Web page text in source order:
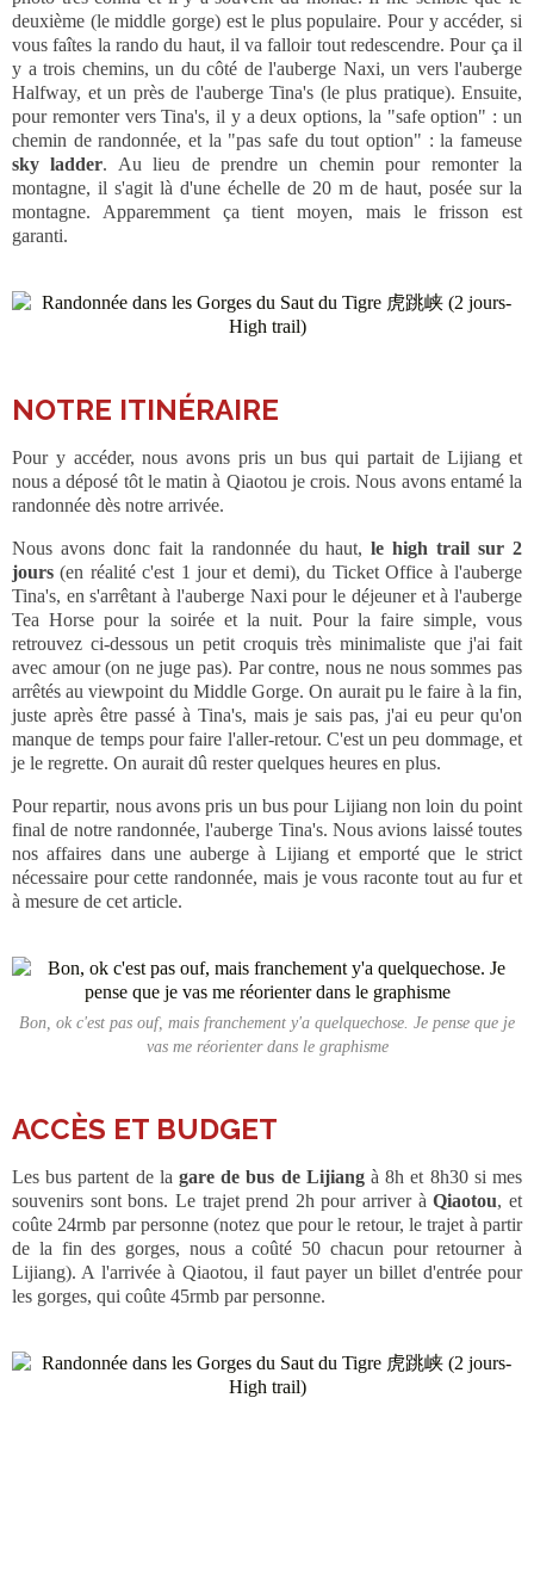
deuxième (le middle gorge) est le plus populaire. Pour y accéder, si
vous faîtes la rando du haut, il va falloir tout redescendre. Pour ça il
y a trois chemins, un du côté de l'auberge Naxi, un vers l'auberge
Halfway, et un près de l'auberge Tina's (le plus pratique). Ensuite,
pour remonter vers Tina's, il y a deux options, la "safe option" : un
chemin de randonnée, et la "pas safe du tout option" : la fameuse
sky ladder. Au lieu de prendre un chemin pour remonter la
montagne, il s'agit là d'une échelle de 20 m de haut, posée sur la
montagne. Apparemment ça tient moyen, mais le frisson est
garanti.
NOTRE ITINÉRAIRE
Pour y accéder, nous avons pris un bus qui partait de Lijiang et
nous a déposé tôt le matin à Qiaotou je crois. Nous avons entamé la
randonnée dès notre arrivée.
Nous avons donc fait la randonnée du haut,le high trail sur 2
jours (en réalité c'est 1 jour et demi), du Ticket Office à l'auberge
Tina's, en s'arrêtant à l'auberge Naxi pour le déjeuner et à l'auberge
Tea Horse pour la soirée et la nuit. Pour la faire simple, vous
retrouvez ci-dessous un petit croquis très minimaliste que j'ai fait
avec amour (on ne juge pas). Par contre, nous ne nous sommes pas
arrêtés au viewpoint du Middle Gorge. On aurait pu le faire à la fin,
juste après être passé à Tina's, mais je sais pas, j'ai eu peur qu'on
manque de temps pour faire l'aller-retour. C'est un peu dommage, et
je le regrette. On aurait dû rester quelques heures en plus.
Pour repartir, nous avons pris un bus pour Lijiang non loin du point
final de notre randonnée, l'auberge Tina's. Nous avions laissé toutes
nos affaires dans une auberge à Lijiang et emporté que le strict
nécessaire pour cette randonnée, mais je vous raconte tout au fur et
à mesure de cet article.
Bon, ok c'est pas ouf, mais franchement y'a quelquechose. Je pense que je
vas me réorienter dans le graphisme
ACCÈS ET BUDGET
Les bus partent de la gare de bus de Lijiangà 8h et 8h30 si mes
souvenirs sont bons. Le trajet prend 2h pour arriver àQiaotou, et
coûte 24rmb par personne (notez que pour le retour, le trajet à partir
de la fin des gorges, nous a coûté 50 chacun pour retourner à
Lijiang). A l'arrivée à Qiaotou, il faut payer un billet d'entrée pour
les gorges, qui coûte 45rmb par personne.